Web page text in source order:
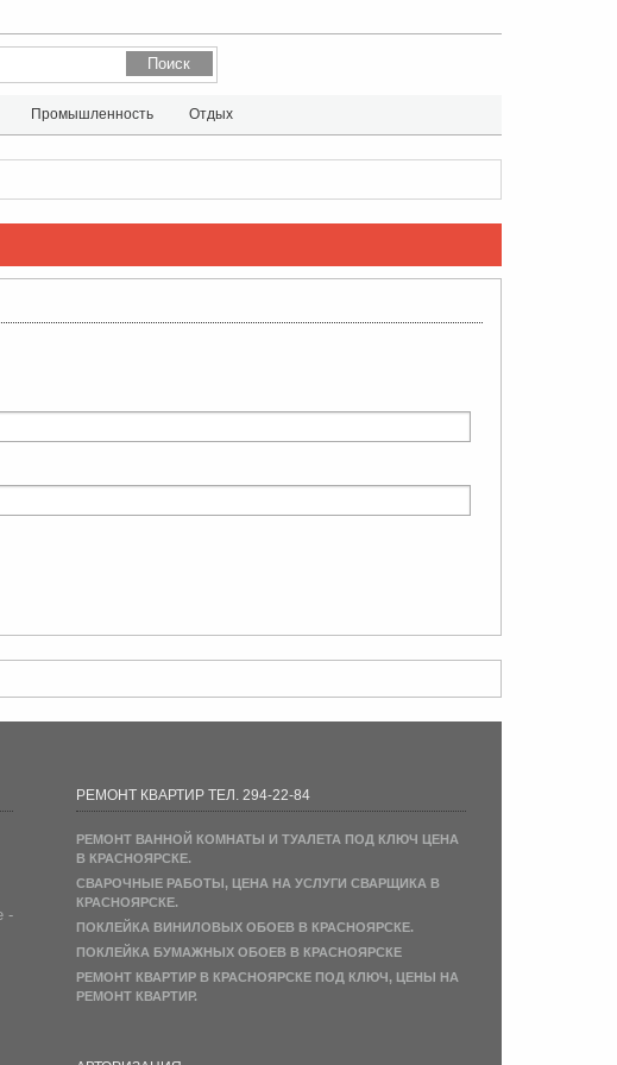
Промышленность Отдых
-
РЕМОНТ КВАРТИР ТЕЛ. 294-22-84
РЕМОНТ ВАННОЙ КОМНАТЫ И ТУАЛЕТА ПОД КЛЮЧ ЦЕНА
В КРАСНОЯРСКЕ.
СВАРОЧНЫЕ РАБОТЫ, ЦЕНА НА УСЛУГИ СВАРЩИКА В
КРАСНОЯРСКЕ.
ПОКЛЕЙКА ВИНИЛОВЫХ ОБОЕВ В КРАСНОЯРСКЕ.
ПОКЛЕЙКА БУМАЖНЫХ ОБОЕВ В КРАСНОЯРСКЕ
РЕМОНТ КВАРТИР В КРАСНОЯРСКЕ ПОД КЛЮЧ, ЦЕНЫ НА
РЕМОНТ КВАРТИР.